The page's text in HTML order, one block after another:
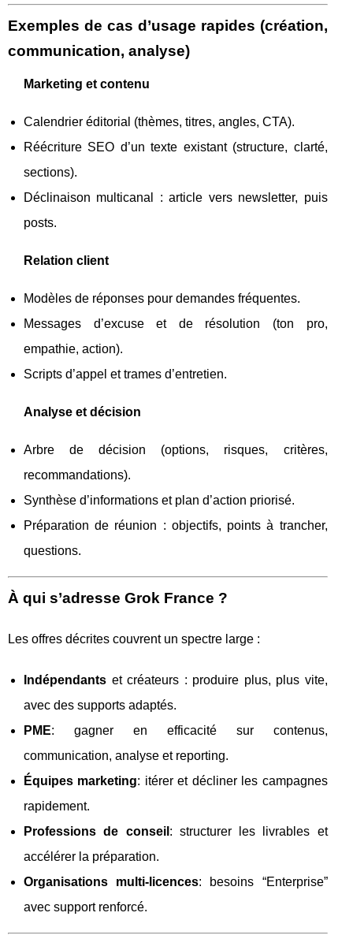
Exemples de cas d’usage rapides (création,
communication, analyse)
Marketing et contenu
Calendrier éditorial (thèmes, titres, angles, CTA).
Réécriture SEO d’un texte existant (structure, clarté,
sections).
Déclinaison multicanal : article vers newsletter, puis
posts.
Relation client
Modèles de réponses pour demandes fréquentes.
Messages d’excuse et de résolution (ton pro,
empathie, action).
Scripts d’appel et trames d’entretien.
Analyse et décision
Arbre de décision (options, risques, critères,
recommandations).
Synthèse d’informations et plan d’action priorisé.
Préparation de réunion : objectifs, points à trancher,
questions.
À qui s’adresse Grok France ?
Les offres décrites couvrent un spectre large :
Indépendants et créateurs : produire plus, plus vite,
avec des supports adaptés.
PME: gagner en efficacité sur contenus,
communication, analyse et reporting.
Équipes marketing: itérer et décliner les campagnes
rapidement.
Professions de conseil : structurer les livrables et
accélérer la préparation.
Organisations multi-licences: besoins “Enterprise”
avec support renforcé.